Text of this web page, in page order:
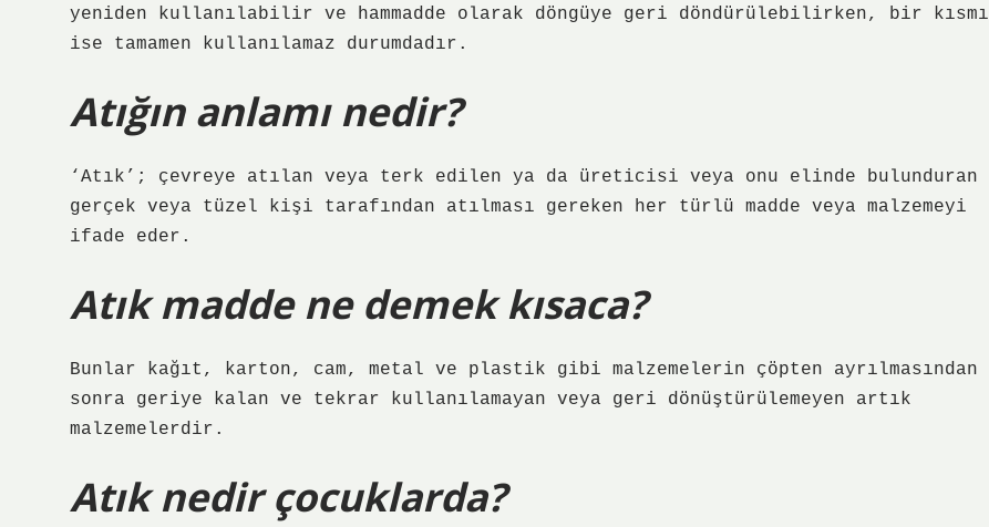
yeniden kullanılabilir ve hammadde olarak döngüye geri döndürülebilirken, bir kısmı
ise tamamen kullanılamaz durumdadır.
Atığın anlamı nedir?
‘Atık’; çevreye atılan veya terk edilen ya da üreticisi veya onu elinde bulunduran
gerçek veya tüzel kişi tarafından atılması gereken her türlü madde veya malzemeyi
ifade eder.
Atık madde ne demek kısaca?
Bunlar kağıt, karton, cam, metal ve plastik gibi malzemelerin çöpten ayrılmasından
sonra geriye kalan ve tekrar kullanılamayan veya geri dönüştürülemeyen artık
malzemelerdir.
Atık nedir çocuklarda?